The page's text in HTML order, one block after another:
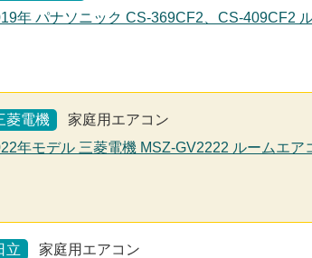
年 パナソニック CS-369CF2、CS-409CF2
菱電機
家庭用エアコン
年モデル 三菱電機 MSZ-GV2222 ルームエア
立
家庭用エアコン